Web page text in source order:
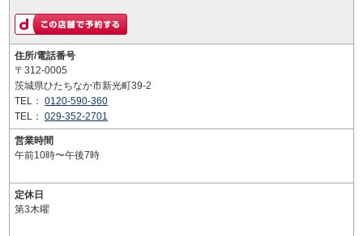
住所/電話番号
〒312-0005
茨城県ひたちなか市新光町39-2
TEL： 0120-590-360
TEL： 029-352-2701
営業時間
午前10時〜午後7時
定休日
第3木曜